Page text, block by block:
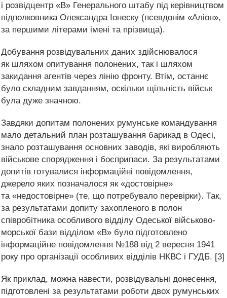
і розвідцентр «В» Генерального штабу під керівництвом
підполковника Олександра Іонеску (псевдонім «Аліон»,
за першими літерами імені та прізвища).
Добування розвідувальних даних здійснювалося
як шляхом опитування полонених, так і шляхом
закидання агентів через лінію фронту. Втім, останнє
було складним завданням, оскільки щільність військ
була дуже значною.
Завдяки допитам полонених румунське командування
мало детальний план розташування барикад в Одесі,
знало розташування основних заводів, які виробляють
військове спорядження і боєприпаси. За результатами
допитів готувалися інформаційні повідомлення,
джерело яких позначалося як «достовірне»
та «недостовірне» (те, що потребувало перевірки). Так,
за результатами допиту захопленого в полон
співробітника особливого відділу Одеської військово-
морської бази відділом «В» було підготовлено
інформаційне повідомлення №188 від 2 вересня 1941
року про організації особливих відділів НКВС і ГУДБ. [3]
Як приклад, можна навести, розвідувальні донесення,
підготовлені за результатами роботи двох румунських